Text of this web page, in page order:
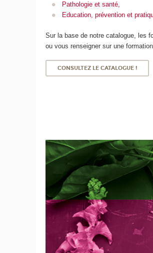
Pathologie et santé,
Education, prévention et
Sur la base de notre catalogue, les
ou vous renseigner sur une
CONSULTEZ LE CATALOGUE !